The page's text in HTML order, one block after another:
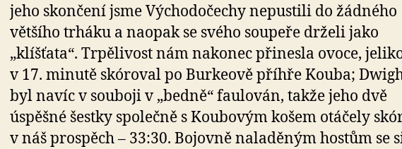
jeho skončení jsme Východočechy nepustili do žádného
většího trháku a naopak se svého soupeře drželi jako
„klíšťata“. Trpělivost nám nakonec přinesla ovoce,
v 17. minutě skóroval po Burkeově příhře Kouba;
byl navíc v souboji v „bedně“ faulován, takže jeho dvě
úspěšné šestky společně s Koubovým košem otáčely
v náš prospěch – 33:30. Bojovně naladěným hostům se